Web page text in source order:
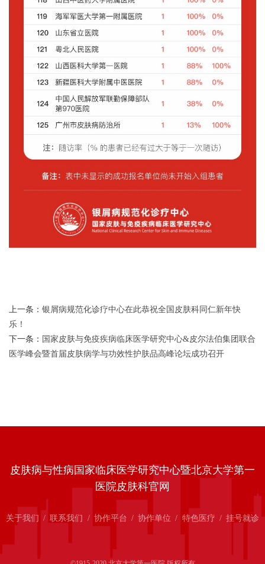
上一条： 银屑病规范化诊疗中心在此恭祝全国皮肤科同仁新年快
乐！
下一条： 国家皮肤与免疫疾病临床医学研究中心&皮尔法伯集团联合
医学峰会暨首届皮肤病学与功效性护肤品高峰论坛成功召开
皮肤病与性病国家临床医学研究中心暨北京大学第一
医院皮肤科官网
关于我们 / 联系我们 / 协作平台 / 协作单位 / 特色医疗 / 挂号就诊